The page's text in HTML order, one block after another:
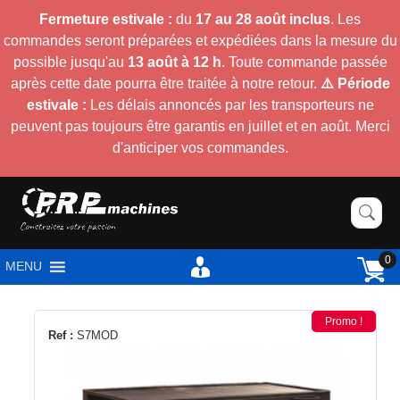
Fermeture estivale : du 17 au 28 août inclus. Les
commandes seront préparées et expédiées dans la mesure du
possible jusqu'au 13 août à 12 h. Toute commande passée
après cette date pourra être traitée à notre retour. ⚠️ Période
estivale : Les délais annoncés par les transporteurs ne
peuvent pas toujours être garantis en juillet et en août. Merci
d'anticiper vos commandes.
MENU 0
Ref : S7MOD
Promo !